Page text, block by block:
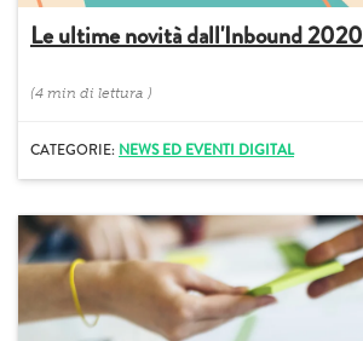
Le ultime novità dall'Inbound 2020
(4 min di lettura )
CATEGORIE: NEWS ED EVENTI DIGITAL